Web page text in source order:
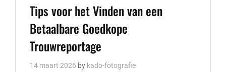
Links
Tips voor het Vinden van een
Betaalbare Goedkope
Trouwreportage
14 maart 2026 by kado-fotografie